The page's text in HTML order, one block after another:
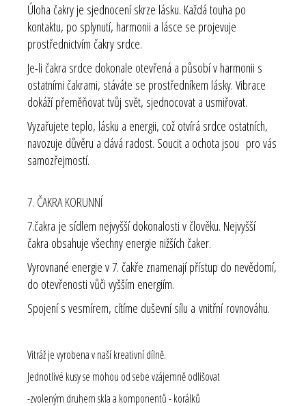
Úloha čakry je sjednocení skrze lásku. Každá touha po
kontaktu, po splynutí, harmonii a lásce se projevuje
prostřednictvím čakry srdce.
Je-li čakra srdce dokonale otevřená a působí v harmonii s
ostatními čakrami, stáváte se prostředníkem lásky. Vibrace
dokáží přeměňovat tvůj svět, sjednocovat a usmiřovat.
Vyzařujete teplo, lásku a energii, což otvírá srdce ostatních,
navozuje důvěru a dává radost. Soucit a ochota jsou pro vás
samozřejmostí.
7. ČAKRA KORUNNÍ
7.čakra je sídlem nejvyšší dokonalosti v člověku. Nejvyšší
čakra obsahuje všechny energie nižších čaker.
Vyrovnané energie v 7. čakře znamenají přístup do nevědomí,
do otevřenosti vůči vyšším energiím.
Spojení s vesmírem, cítíme duševní sílu a vnitřní rovnováhu.
Vitráž je vyrobena v naší kreativní dílně.
Jednotlivé kusy se mohou od sebe vzájemně odlišovat
-zvoleným druhem skla a komponentů - korálků